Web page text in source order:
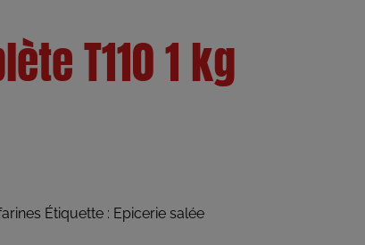
T110 1 kg
Étiquette : Epicerie salée